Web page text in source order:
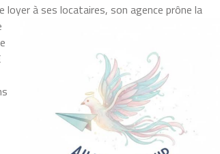
loyer à ses locataires, son agence prône la